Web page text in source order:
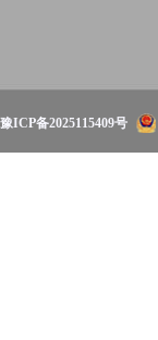
豫ICP备2025115409号